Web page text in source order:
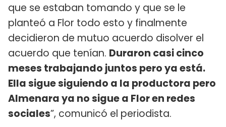
que se estaban tomando y que se le
planteó a Flor todo esto y finalmente
decidieron de mutuo acuerdo disolver el
acuerdo que tenían. Duraron casi cinco
meses trabajando juntos pero ya está.
Ella sigue siguiendo a la productora pero
Almenara ya no sigue a Flor en redes
sociales”, comunicó el periodista.